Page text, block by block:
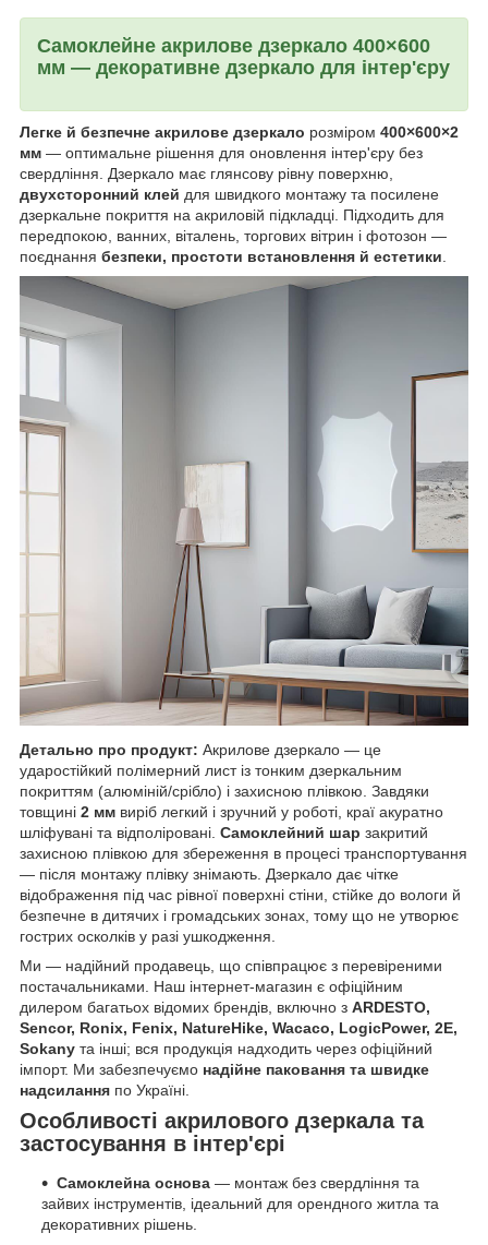
Самоклейне акрилове дзеркало 400×600
мм — декоративне дзеркало для інтер'єру
Легке й безпечне акрилове дзеркало розміром 400×600×2
мм — оптимальне рішення для оновлення інтер'єру без
свердління. Дзеркало має глянсову рівну поверхню,
двухсторонний клей для швидкого монтажу та посилене
дзеркальне покриття на акриловій підкладці. Підходить для
передпокою, ванних, віталень, торгових вітрин і фотозон —
поєднання безпеки, простоти встановлення й естетики.
Детально про продукт: Акрилове дзеркало — це
ударостійкий полімерний лист із тонким дзеркальним
покриттям (алюміній/срібло) і захисною плівкою. Завдяки
товщині 2 мм виріб легкий і зручний у роботі, краї акуратно
шліфувані та відполіровані. Самоклейний шар закритий
захисною плівкою для збереження в процесі транспортування
— після монтажу плівку знімають. Дзеркало дає чітке
відображення під час рівної поверхні стіни, стійке до вологи й
безпечне в дитячих і громадських зонах, тому що не утворює
гострих осколків у разі ушкодження.
Ми — надійний продавець, що співпрацює з перевіреними
постачальниками. Наш інтернет-магазин є офіційним
дилером багатьох відомих брендів, включно з ARDESTO,
Sencor, Ronix, Fenix, NatureHike, Wacaco, LogicPower, 2E,
Sokany та інші; вся продукція надходить через офіційний
імпорт. Ми забезпечуємо надійне паковання та швидке
надсилання по Україні.
Особливості акрилового дзеркала та
застосування в інтер'єрі
Самоклейна основа — монтаж без свердління та
зайвих інструментів, ідеальний для орендного житла та
декоративних рішень.